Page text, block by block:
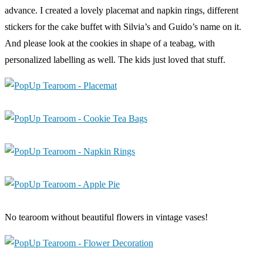
advance. I created a lovely placemat and napkin rings, different
stickers for the cake buffet with Silvia’s and Guido’s name on it.
And please look at the cookies in shape of a teabag, with
personalized labelling as well. The kids just loved that stuff.
No tearoom without beautiful flowers in vintage vases!